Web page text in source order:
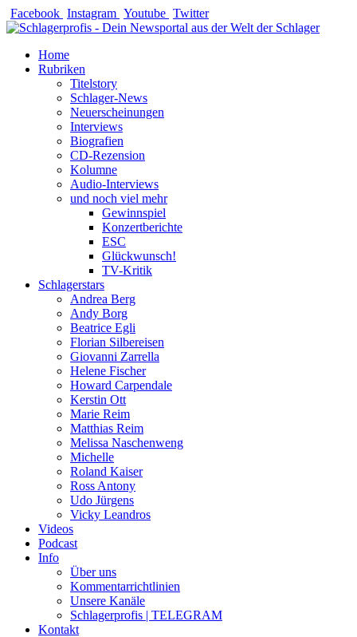
Zum
Inhalt
Facebook Instagram Youtube Twitter
Home
Rubriken
Titelstory
Schlager-News
Neuerscheinungen
Interviews
Biografien
CD-Rezension
Kolumne
Audio-Interviews
und noch viel mehr
Gewinnspiel
Konzertberichte
ESC
Glückwunsch!
TV-Kritik
Schlagerstars
Andrea Berg
Andy Borg
Beatrice Egli
Florian Silbereisen
Giovanni Zarrella
Helene Fischer
Howard Carpendale
Kerstin Ott
Marie Reim
Matthias Reim
Melissa Naschenweng
Michelle
Roland Kaiser
Ross Antony
Udo Jürgens
Vicky Leandros
Videos
Podcast
Info
Über uns
Kommentarrichtlinien
Unsere Kanäle
Schlagerprofis | TELEGRAM
Kontakt